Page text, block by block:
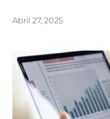
Abril 27, 2025